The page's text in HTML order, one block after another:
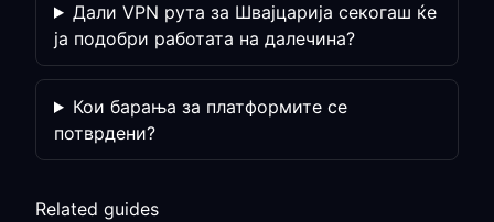
Дали VPN рута за Швајцарија секогаш ќе
ја подобри работата на далечина?
Кои барања за платформите се
потврдени?
Related guides